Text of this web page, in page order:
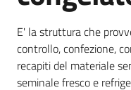
atti
Piani
programmi
E' la struttura che
controllo, confezione,
recapiti del materiale
seminale fresco e